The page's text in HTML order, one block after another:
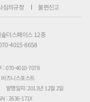
심의규정 불편신고
더스페이스 12층
4015-8658
: 070-4010-7078
즈니스포스트
발행일자: 2013년 12월 2일
: 2636-171X